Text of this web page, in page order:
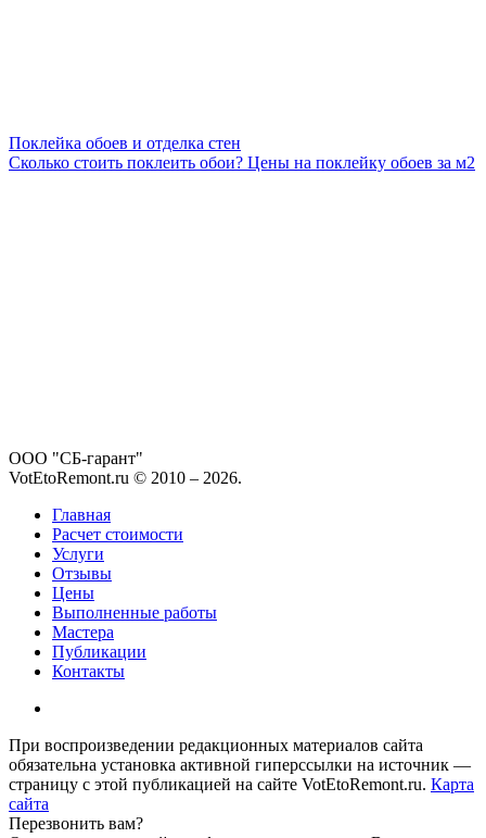
Поклейка обоев и отделка стен
Сколько стоить поклеить обои? Цены на поклейку обоев за м2
ООО "СБ-гарант"
VotEtoRemont.ru © 2010 – 2026.
Главная
Расчет стоимости
Услуги
Отзывы
Цены
Выполненные работы
Мастера
Публикации
Контакты
При воспроизведении редакционных материалов сайта
обязательна установка активной гиперссылки на источник —
страницу с этой публикацией на сайте VotEtoRemont.ru. Карта
сайта
Перезвонить вам?